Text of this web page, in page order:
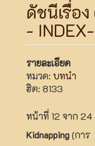
ดัชนีเรื่อ
-
รายละเอียด
หมวด: บทนำ
ฮิต: 8133
หน้าที่ 12 จาก 24
Kidnapping(การ